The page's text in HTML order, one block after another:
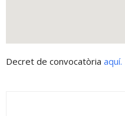
Decret de convocatòria aquí.